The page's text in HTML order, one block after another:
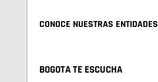
CONOCE NUESTRAS ENTIDADES
BOGOTA TE ESCUCHA